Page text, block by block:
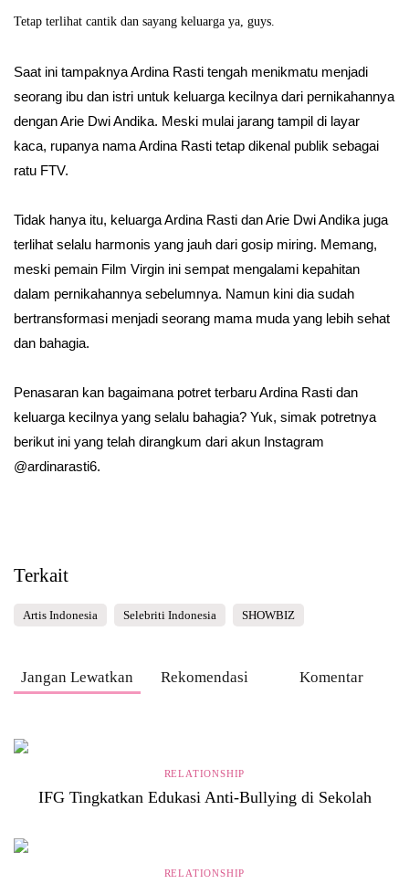
Tetap terlihat cantik dan sayang keluarga ya, guys.
Saat ini tampaknya Ardina Rasti tengah menikmatu menjadi
seorang ibu dan istri untuk keluarga kecilnya dari pernikahannya
dengan Arie Dwi Andika. Meski mulai jarang tampil di layar
kaca, rupanya nama Ardina Rasti tetap dikenal publik sebagai
ratu FTV.
Tidak hanya itu, keluarga Ardina Rasti dan Arie Dwi Andika juga
terlihat selalu harmonis yang jauh dari gosip miring. Memang,
meski pemain Film Virgin ini sempat mengalami kepahitan
dalam pernikahannya sebelumnya. Namun kini dia sudah
bertransformasi menjadi seorang mama muda yang lebih sehat
dan bahagia.
Penasaran kan bagaimana potret terbaru Ardina Rasti dan
keluarga kecilnya yang selalu bahagia? Yuk, simak potretnya
berikut ini yang telah dirangkum dari akun Instagram
@ardinarasti6.
Terkait
Artis Indonesia Selebriti Indonesia SHOWBIZ
Jangan Lewatkan Rekomendasi Komentar
RELATIONSHIP
IFG Tingkatkan Edukasi Anti-Bullying di Sekolah
RELATIONSHIP